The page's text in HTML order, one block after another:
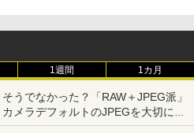
1週間 1カ月
うでなかった？「RAW＋JPEG派」
メラデフォルトのJPEGを大切にす